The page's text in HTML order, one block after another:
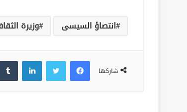
انتصاؤ السيسى وزيرة
شاركها
فيسبوك لينكدإن